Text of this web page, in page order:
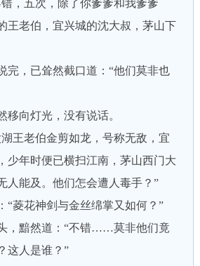
五次，除了你爹爹和我爹爹
王老伯，宜兴城的沈大叔，茅山下
，已耸然截口道：“他们莫非也
向灯光，没有说话。
老伯金剪如龙，号称无敌，宜
少年时便已横扫江南，茅山西门大
人能及。他们怎会遭人毒手？”
花神剑与金丝绵掌又如何？”
黯然道：“不错……莫非他们竟
这人是谁？”